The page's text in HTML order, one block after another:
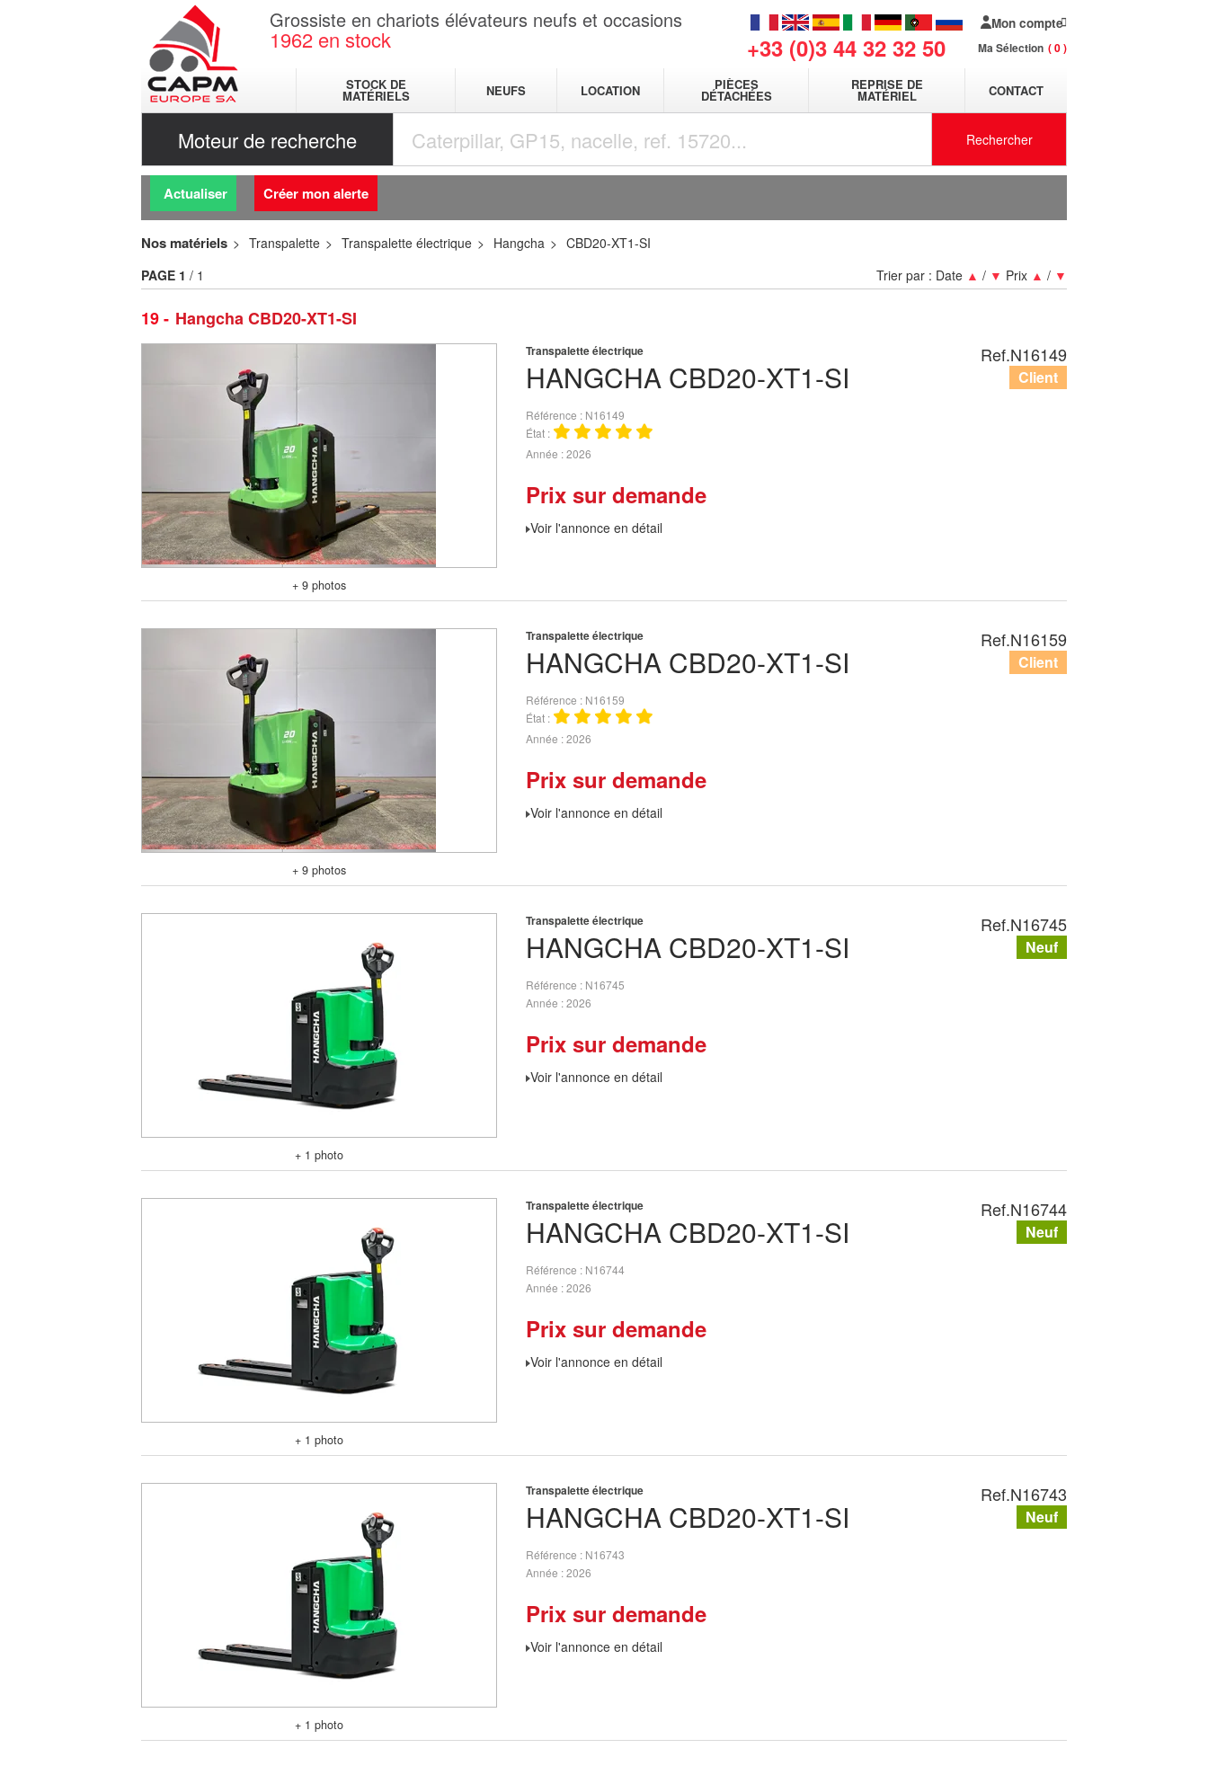
Grossiste en chariots élévateurs neufs et occasions
1962 en stock +33 (0)3 44 32 32 50
Mon compte
Ma Sélection 0
STOCK DE
MATÉRIELS NEUFS LOCATION PIÈCES
DÉTACHÉES
REPRISE DE
MATÉRIEL CONTACT
Moteur de recherche Rechercher
Actualiser Créer mon alerte
Nos matériels Transpalette Transpalette électrique Hangcha CBD20-XT1-SI
19 Hangcha CBD20-XT1-SI
Trier par : Date ▲ / ▼ Prix ▲ / ▼
PAGE 1 / 1
+ 9 photos
HANGCHA CBD20-XT1-SI
Transpalette électrique
Référence
N16149
État
Année 2026
Prix sur demande
Voir l'annonce en détail
Ref.N16149
Client
+ 9 photos
HANGCHA CBD20-XT1-SI
Transpalette électrique
Référence
N16159
État
Année 2026
Prix sur demande
Voir l'annonce en détail
Ref.N16159
Client
+ 1 photo
HANGCHA CBD20-XT1-SI
Transpalette électrique
Référence
N16745
Année 2026
Prix sur demande
Voir l'annonce en détail
Ref.N16745
Neuf
+ 1 photo
HANGCHA CBD20-XT1-SI
Transpalette électrique
Référence
N16744
Année 2026
Prix sur demande
Voir l'annonce en détail
Ref.N16744
Neuf
+ 1 photo
HANGCHA CBD20-XT1-SI
Transpalette électrique
Référence
N16743
Année 2026
Prix sur demande
Voir l'annonce en détail
Ref.N16743
Neuf